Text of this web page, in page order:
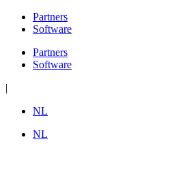
naar
inhoud
Partners
Software
Partners
Software
|
NL
NL